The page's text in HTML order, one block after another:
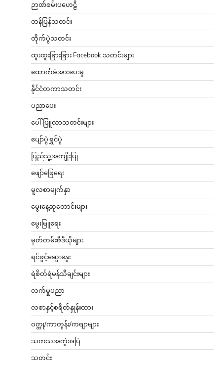
ဉာဏ်စမ်းပဟေဠိ
တန်ပြန်သတင်း
တိုက်ပွဲသတင်း
ထူးထူးခြားခြား Facebook သတင်းများ
ထောက်ခံအားပေးမှု
နိုင်ငံတကာသတင်း
ပညာပေး
ပေါ်ပြူလာသတင်းများ
ပျော်ပွဲရွှင်ပွဲ
ပြည်သူ့အကျိုးပြု
ဖျော်ဖြေရေး
မူလစာမျက်နှာ
မွေးနေ့ဆုတောင်းများ
မွေးမြူရေး
မှတ်တမ်းဗီဒီယိုများ
ရင်ဖွင့်ဆွေးနွေး
ရဲစိတ်ရဲမန်သီချင်းများ
လက်မှုပညာ
လစာနှင့်စရိတ်နှုန်းထား
ဝတ္ထု/ကာတွန်း/ကဗျာများ
သကသအကွဲအပြဲ
သတင်း